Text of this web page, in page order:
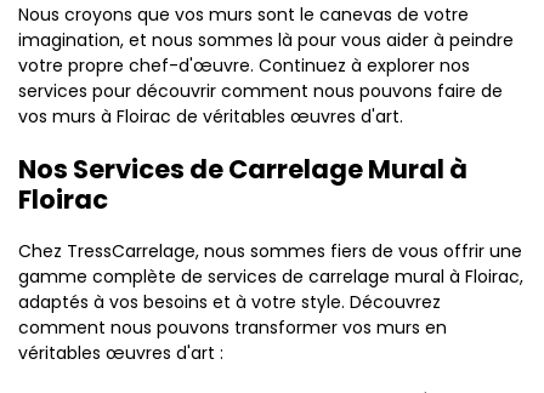
Nous croyons que vos murs sont le canevas de votre
imagination, et nous sommes là pour vous aider à peindre
votre propre chef-d'œuvre. Continuez à explorer nos
services pour découvrir comment nous pouvons faire de
vos murs à Floirac de véritables œuvres d'art.
Nos Services de Carrelage Mural à
Floirac
Chez TressCarrelage, nous sommes fiers de vous offrir une
gamme complète de services de carrelage mural à Floirac,
adaptés à vos besoins et à votre style. Découvrez
comment nous pouvons transformer vos murs en
véritables œuvres d'art :